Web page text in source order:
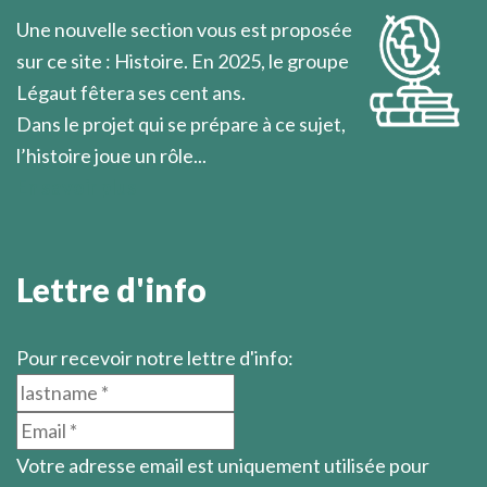
Une nouvelle section vous est proposée
sur ce site : Histoire. En 2025, le groupe
Légaut fêtera ses cent ans.
Dans le projet qui se prépare à ce sujet,
l’histoire joue un rôle...
Lettre d'info
Pour recevoir notre lettre d'info:
Votre adresse email est uniquement utilisée pour